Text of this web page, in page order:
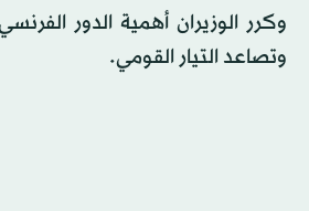
وكرر الوزيران أهمية الدور
وتصاعد التيار القومي.